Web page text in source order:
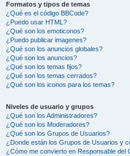
Formatos y tipos de temas
¿Qué es el código BBCode?
¿Puedo usar HTML?
¿Qué son los emoticonos?
¿Puedo publicar imagenes?
¿Qué son los anuncios globales?
¿Qué son los anuncios?
¿Qué son los temas fijos?
¿Qué son los temas cerrados?
¿Qué son los iconos para los temas?
Niveles de usuario y grupos
¿Qué son los Administradores?
¿Qué son los Moderadores?
¿Qué son los Grupos de Usuarios?
¿Donde están los Grupos de Usuarios y
¿Cómo me convierto en Responsable del